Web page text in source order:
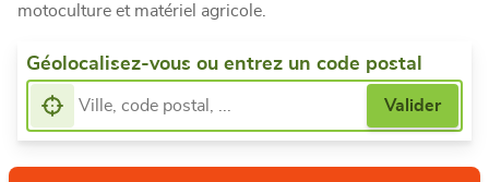
motoculture et matériel agricole.
Géolocalisez-vous ou entrez un code postal